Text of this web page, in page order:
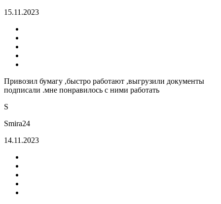
15.11.2023
Привозил бумагу ,быстро работают ,выгрузили документы
подписали .мне понравилось с ними работать
S
Smira24
14.11.2023